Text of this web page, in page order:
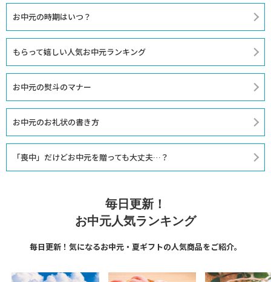
お中元の時期はいつ？
もらって嬉しい人気お中元ランキング
お中元の熨斗のマナー
お中元のお礼状の書き方
「喪中」だけどお中元を贈っても大丈夫…？
毎日更新！
お中元人気ランキング
毎日更新！気になるお中元・夏ギフトの人気商品をご紹介。